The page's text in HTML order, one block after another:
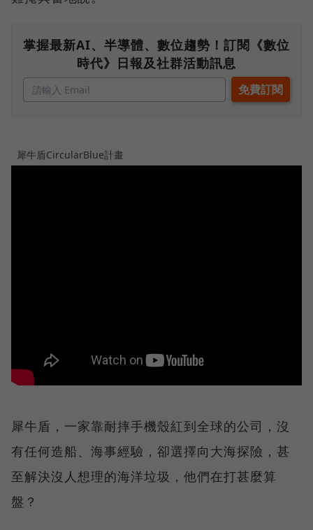
掌握最新AI、半導體、數位趨勢！訂閱《數位
時代》日報及社群活動訊息
犀牛盾CircularBlue計畫
犀牛盾，一家靠耐摔手機殼紅到全球的公司，沒
有任何造船、海事經驗，卻選擇向大海探險，甚
至解決沒人想理的海洋垃圾，他們在打甚麼算
盤？